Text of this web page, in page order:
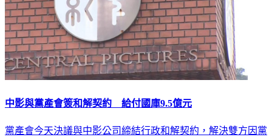
中影與黨產會簽和解契約 給付國庫9.5億元
黨產會今天決議與中影公司締結行政和解契約，解決雙方因黨